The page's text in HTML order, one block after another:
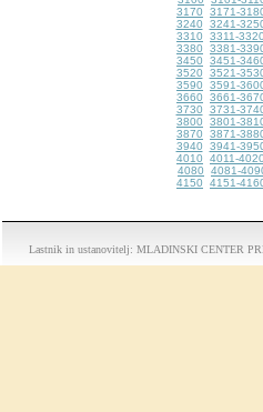
3170
3171-
3240
3241-
3310
3311-3320
3380
3381-
3450
3451-
3520
3521-
3590
3591-
3660
3661-
3730
3731-
3800
3801-
3870
3871-
3940
3941-
4010
4011-4020
4080
4081-
4150
4151-
Lastnik in ustanovitelj: MLADINSKI CENTER